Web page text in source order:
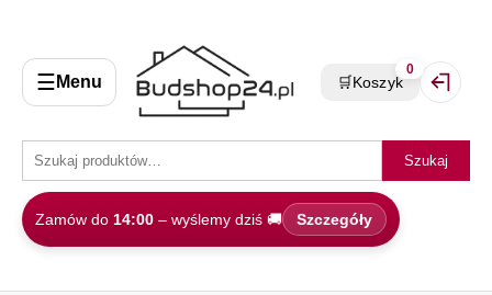
☰ Menu
Szukaj
Zamów do 14:00 – wyślemy dziś 🚚 Szczegóły
🛒Koszyk
0